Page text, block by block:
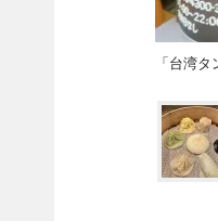
「台湾